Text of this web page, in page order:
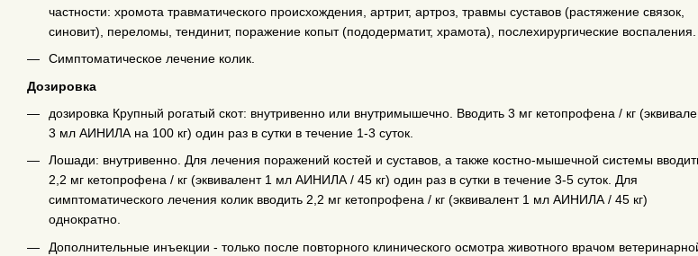
частности: хромота травматического происхождения, артрит, артроз, травмы суставов (растяжение связок,
синовит), переломы, тендинит, поражение копыт (пододерматит, храмота), послехирургические воспаления.
Симптоматическое лечение колик.
Дозировка
дозировка Крупный рогатый скот: внутривенно или внутримышечно. Вводить 3 мг кетопрофена / кг
3 мл АИНИЛА на 100 кг) один раз в сутки в течение 1-3 суток.
Лошади: внутривенно. Для лечения поражений костей и суставов, а также костно-мышечной системы
2,2 мг кетопрофена / кг (эквивалент 1 мл АИНИЛА / 45 кг) один раз в сутки в течение 3-5 суток. Для
симптоматического лечения колик вводить 2,2 мг кетопрофена / кг (эквивалент 1 мл АИНИЛА / 45 кг)
однократно.
Дополнительные инъекции - только после повторного клинического осмотра животного врачом